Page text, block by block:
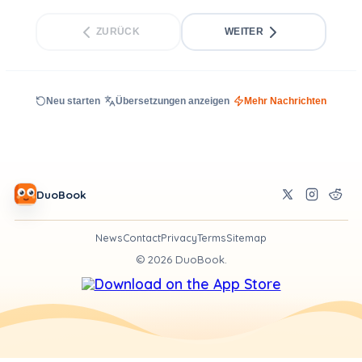
ZURÜCK WEITER
Neu starten Übersetzungen anzeigen Mehr Nachrichten
DuoBook
NewsContactPrivacyTermsSitemap
© 2026DuoBook.